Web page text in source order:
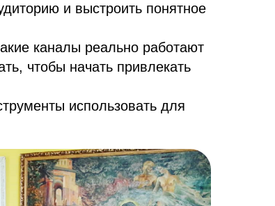
и выстроить понятное
каналы реально работают
чтобы начать привлекать
использовать для